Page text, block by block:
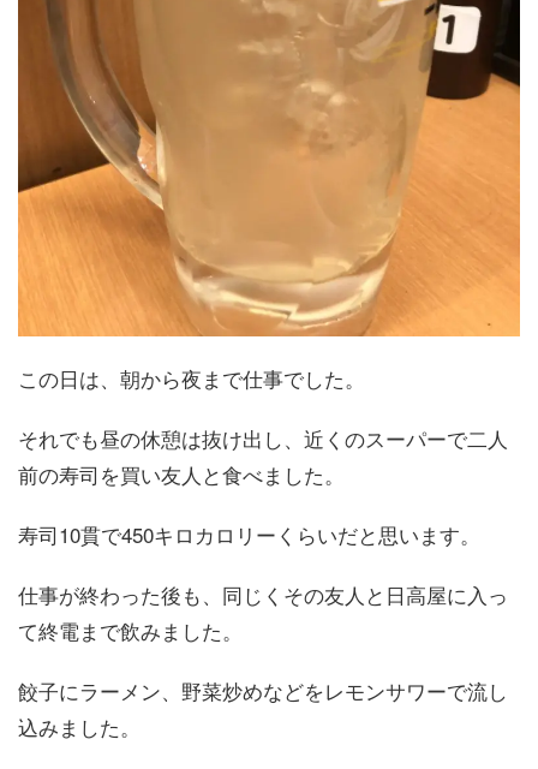
この日は、朝から夜まで仕事でした。
それでも昼の休憩は抜け出し、近くのスーパーで二人
前の寿司を買い友人と食べました。
寿司10貫で450キロカロリーくらいだと思います。
仕事が終わった後も、同じくその友人と日高屋に入っ
て終電まで飲みました。
餃子にラーメン、野菜炒めなどをレモンサワーで流し
込みました。